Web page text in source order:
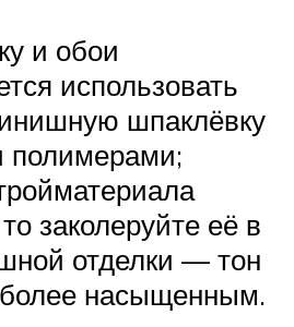
и обои
использовать
шпаклёвку
полимерами;
заколеруйте её в
отделки — тон
насыщенным.